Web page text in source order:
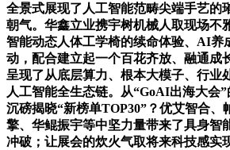
全景式展现了人工智能范畴尖端手艺的
朝气。华鑫立业携宇树机械人取现场不
智能动态人体工学椅的续命体验、AI养
动，配合建立起一个百花齐放、融通成
呈现了从底层算力、根本大模子、行业
人工智能全生态链。从“GoAI出海大会
沉磅揭晓“新榜单TOP30”？优艾智合、
擎、华鲲振宇等中坚力量带来了具身智
冲破；让展会的炊火气取将来科技感实